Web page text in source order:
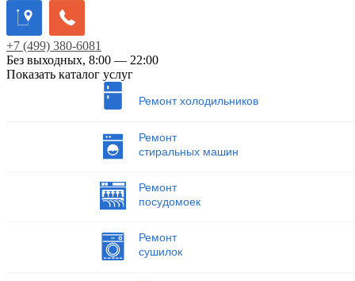
+7 (499) 380-6081
Без выходных, 8:00 — 22:00
Показать каталог услуг
Ремонт холодильников
Ремонт
стиральных машин
Ремонт
посудомоек
Ремонт
сушилок